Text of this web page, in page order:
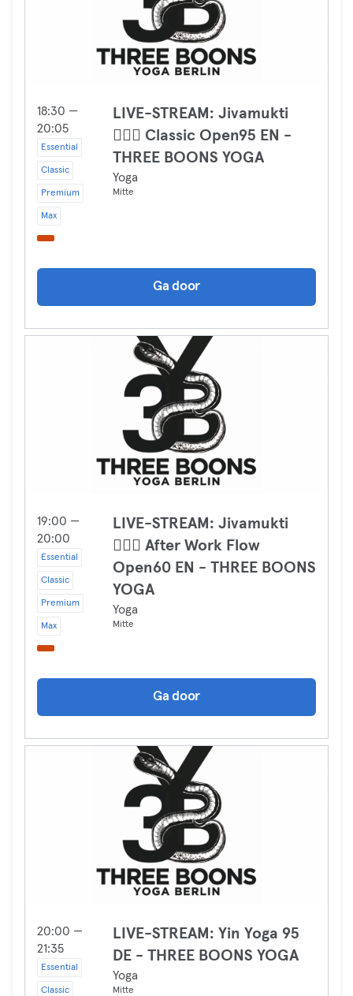
18:30 —
20:05
Essential
Classic
Premium
Max
LIVE-STREAM: Jivamukti
🧘🏻‍♀️ Classic Open95 EN -
THREE BOONS YOGA
Yoga
Mitte
Ga door
19:00 —
20:00
Essential
Classic
Premium
Max
LIVE-STREAM: Jivamukti
🧘🏼‍♀️ After Work Flow
Open60 EN - THREE BOONS
YOGA
Yoga
Mitte
Ga door
20:00 —
21:35
Essential
Classic
LIVE-STREAM: Yin Yoga 95
DE - THREE BOONS YOGA
Yoga
Mitte